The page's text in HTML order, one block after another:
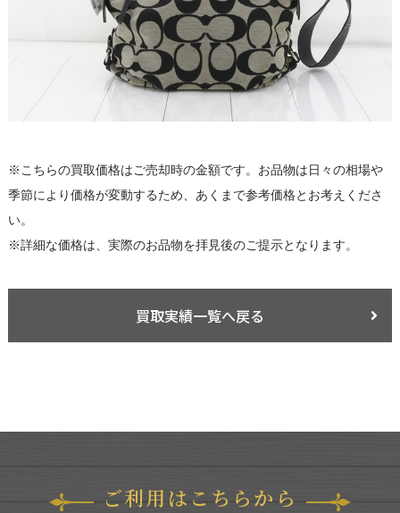
※こちらの買取価格はご売却時の金額です。お品物は日々の相場や
季節により価格が変動するため、あくまで参考価格とお考えくださ
い。
※詳細な価格は、実際のお品物を拝見後のご提示となります。
買取実績一覧へ戻る
ご利用はこちらから